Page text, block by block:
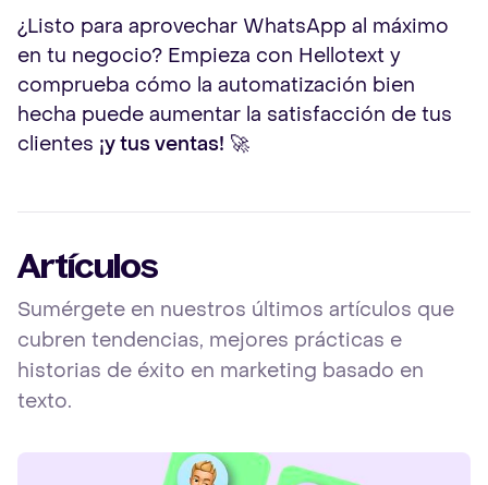
¿Listo para aprovechar WhatsApp al máximo
en tu negocio? Empieza con Hellotext y
comprueba cómo la automatización bien
hecha puede aumentar la satisfacción de tus
clientes ¡y tus ventas! 🚀
Artículos
Sumérgete en nuestros últimos artículos que
cubren tendencias, mejores prácticas e
historias de éxito en marketing basado en
texto.